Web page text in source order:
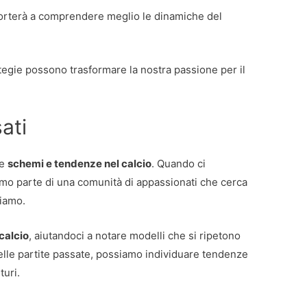
a comprendere meglio le dinamiche del
possono trasformare la nostra passione per il
schemi e tendenze nel calcio. Quando ci
parte di una comunità di appassionati che cerca
, aiutandoci a notare modelli che si ripetono
partite passate, possiamo individuare tendenze